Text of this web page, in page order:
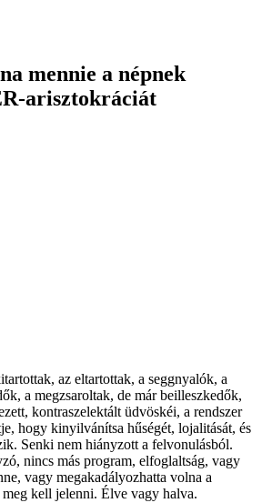
mennie a népnek
arisztokráciát
az eltartottak, a seggnyalók, a
a megzsaroltak, de már beilleszkedők,
kontraszelektált üdvöskéi, a rendszer
hogy kinyilvánítsa hűségét, lojalitását, és
Senki nem hiányzott a felvonulásból.
nincs más program, elfoglaltság, vagy
vagy megakadályozhatta volna a
kell jelenni. Élve vagy halva.